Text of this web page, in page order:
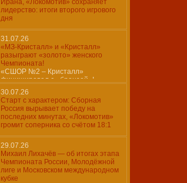
Ирана, «Локомотив» сохраняет
лидерство: итоги второго игрового
дня
31.07.26
«МЗ-Кристалл» и «Кристалл»
разыграют «золото» женского
Чемпионата!
«СШОР №2 – Кристалл»
финишировал с «бронзой»!
30.07.26
Старт с характером: Сборная
Россия вырывает победу на
последних минутах, «Локомотив»
громит соперника со счётом 18:1
29.07.26
Михаил Лихачёв — об итогах этапа
Чемпионата России, Молодёжной
лиге и Московском международном
кубке